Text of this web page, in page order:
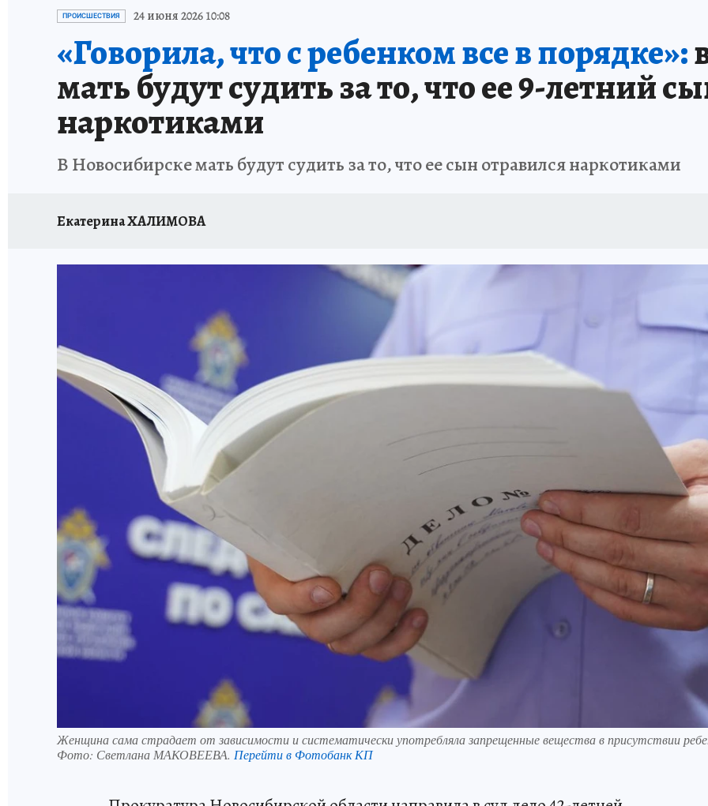
ОТДЫХ В РОССИИ
ПРОИСШЕСТВИЯ 24 июня 2026 10:08
«Говорила, что с ребенком все в порядке»:
мать будут судить за то, что ее 9-летний
наркотиками
В Новосибирске мать будут судить за то, что ее сын отравился наркотиками
Екатерина ХАЛИМОВА
Женщина сама страдает от зависимости и систематически употребляла запрещенные вещества в присутствии
Фото: Светлана МАКОВЕЕВА. Перейти в Фотобанк КП